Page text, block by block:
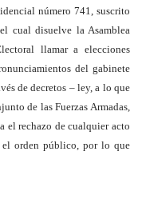
número 741, suscrito
cual disuelve la Asamblea
llamar a elecciones
del gabinete
de decretos – ley, a lo que
de las Fuerzas Armadas,
el rechazo de cualquier acto
el orden público, por lo que